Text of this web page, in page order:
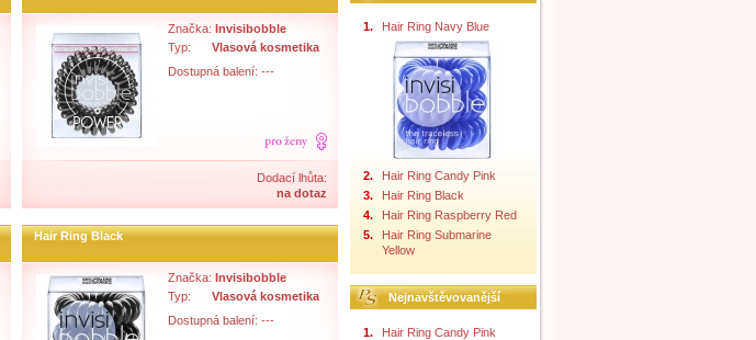
Značka: Invisibobble
Typ:
Vlasová kosmetika
Dostupná balení: ---
Dodací lhůta:
na dotaz
Hair Ring Black
Značka: Invisibobble
Typ:
Vlasová kosmetika
Dostupná balení: ---
1. Hair Ring Navy Blue
2.
Hair Ring Candy Pink
3.
Hair Ring Black
4.
Hair Ring Raspberry Red
5.
Hair Ring Submarine
Yellow
Nejnavštěvovanější
1. Hair Ring Candy Pink